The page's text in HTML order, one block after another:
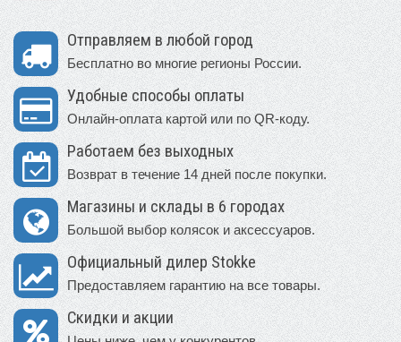
Отправляем в любой город
Бесплатно во многие регионы России.
Удобные способы оплаты
Онлайн-оплата картой или по QR-коду.
Работаем без выходных
Возврат в течение 14 дней после покупки.
Магазины и склады в 6 городах
Большой выбор колясок и аксессуаров.
Официальный дилер Stokke
Предоставляем гарантию на все товары.
Скидки и акции